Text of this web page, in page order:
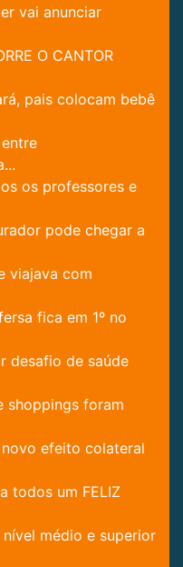
vai anunciar
O CANTOR
pais colocam bebê
os professores e
pode chegar a
viajava com
fica em 1º no
desafio de saúde
shoppings foram
efeito colateral
todos um FELIZ
médio e superior